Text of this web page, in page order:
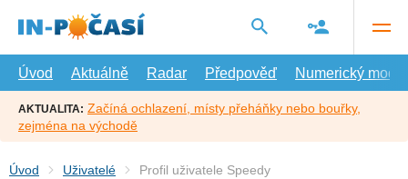
hlavní
Úvod
Aktuálně Radar Předpověď Numerický model
AKTUALITA: Začíná ochlazení, místy přeháňky nebo bouřky,
zejména na východě
Úvod Uživatelé Profil uživatele Speedy